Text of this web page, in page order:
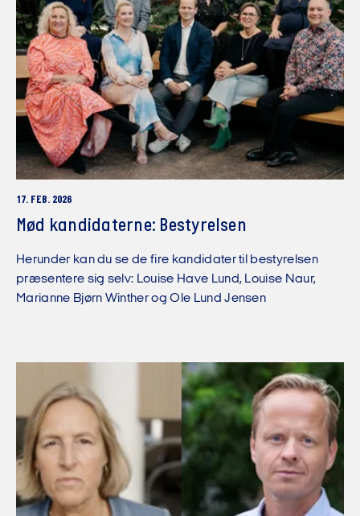
17. FEB. 2026
Mød kandidaterne: Bestyrelsen
Herunder kan du se de fire kandidater til bestyrelsen
præsentere sig selv: Louise Have Lund, Louise Naur,
Marianne Bjørn Winther og Ole Lund Jensen